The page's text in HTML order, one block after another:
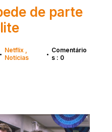
de parte
• Netflix
Notícias
• Comentário
s : 0